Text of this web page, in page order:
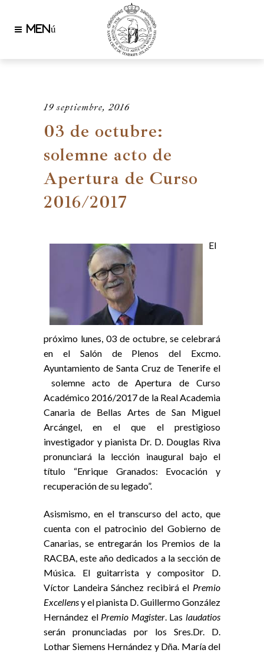
19 septiembre, 2016
03 de octubre:
solemne acto de
Apertura de Curso
2016/2017
El
próximo lunes, 03 de octubre, se celebrará
en el Salón de Plenos del Excmo.
Ayuntamiento de Santa Cruz de Tenerife el
solemne acto de Apertura de Curso
Académico 2016/2017 de la Real Academia
Canaria de Bellas Artes de San Miguel
Arcángel, en el que el prestigioso
investigador y pianista Dr. D. Douglas Riva
pronunciará la lección inaugural bajo el
título “Enrique Granados: Evocación y
recuperación de su legado”.
Asismismo, en el transcurso del acto, que
cuenta con el patrocinio del Gobierno de
Canarias, se entregarán los Premios de la
RACBA, este año dedicados a la sección de
Música. El guitarrista y compositor D.
Víctor Landeira Sánchez recibirá el Premio
Excellensy el pianista D. Guillermo González
Hernández el Premio Magister. Laslaudatios
serán pronunciadas por los Sres.Dr. D.
Lothar Siemens Hernández y Dña. María del